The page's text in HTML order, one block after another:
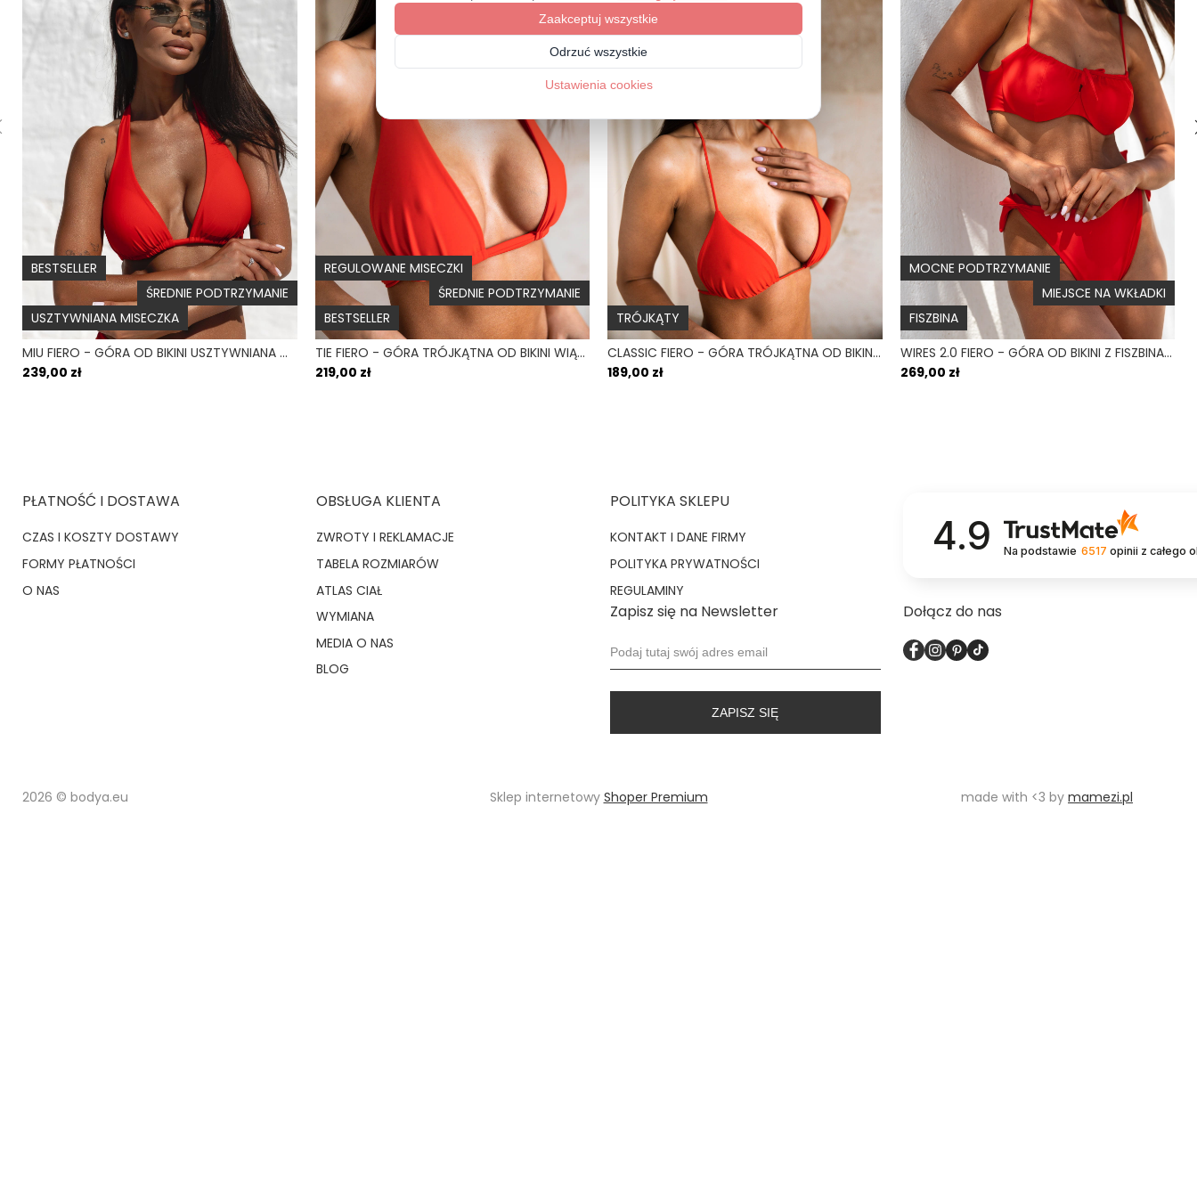
Polska
Brazyliany
Niski
Nie
BESTSELLER
ŚREDNIE PODTRZYMANIE
USZTYWNIANA MISECZKA
MIU FIERO - GÓRA OD BIKINI USZTYWNIANA CZERWONY
239,00 zł
REGULOWANE MISECZKI
ŚREDNIE PODTRZYMANIE
BESTSELLER
TIE FIERO - GÓRA TRÓJKĄTNA OD BIKINI WIĄZANA NA SZYI CZERWONY
219,00 zł
TRÓJKĄTY
CLASSIC FIERO - GÓRA TRÓJKĄTNA OD BIKINI WIĄZANA CZERWONY
189,00 zł
MOCNE PODTRZYMANIE
MIEJSCE NA WKŁADKI
FISZBINA
WIRES 2.0 FIERO - GÓRA OD BIKINI Z FISZBINAMI KIESZONKA NA WKŁADKI CZERWONY
269,00 zł
PŁATNOŚĆ I DOSTAWA
CZAS I KOSZTY DOSTAWY
FORMY PŁATNOŚCI
O NAS
OBSŁUGA KLIENTA
ZWROTY I REKLAMACJE
TABELA ROZMIARÓW
ATLAS CIAŁ
WYMIANA
MEDIA O NAS
BLOG
POLITYKA SKLEPU
KONTAKT I DANE FIRMY
POLITYKA PRYWATNOŚCI
REGULAMINY
Zapisz się na Newsletter
ZAPISZ SIĘ
4.9 Na podstawie 6517 opinii z całego
Dołącz do nas
2026 © bodya.eu Sklep internetowy Shoper Premium made with <3 by mamezi.pl